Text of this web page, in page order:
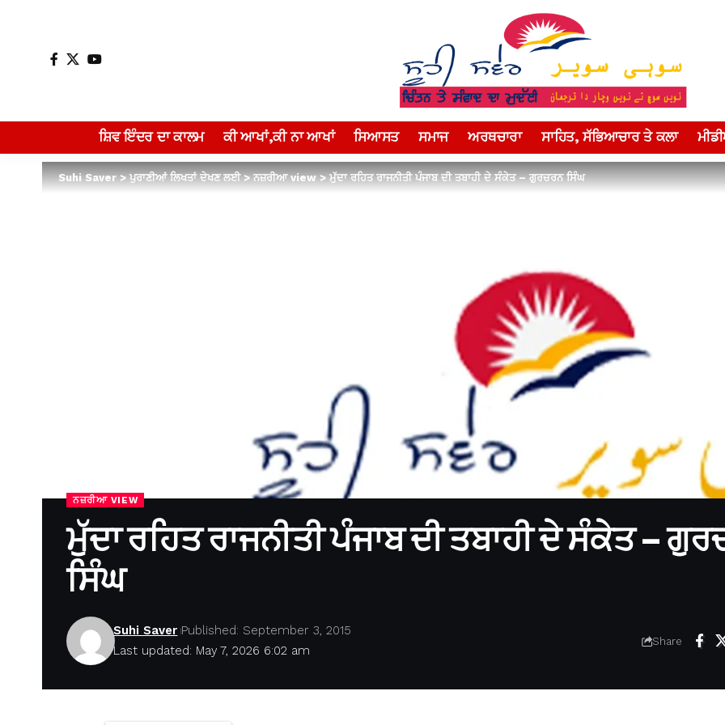
ਸ਼ਿਵ ਇੰਦਰ ਦਾ ਕਾਲਮ ਕੀ ਆਖਾਂ,ਕੀ ਨਾ ਆਖਾਂ ਸਿਆਸਤ ਸਮਾਜ ਅਰਥਚਾਰਾ ਸਾਹਿਤ, ਸੱਭਿਆਚਾਰ ਤੇ ਕਲਾ
Suhi Saver>ਪੁਰਾਣੀਆਂ ਲਿਖਤਾਂ ਦੇਖਣ ਲਈ>ਨਜ਼ਰੀਆ view>ਮੁੱਦਾ ਰਹਿਤ ਰਾਜਨੀਤੀ ਪੰਜਾਬ ਦੀ ਤਬਾਹੀ ਦੇ ਸੰਕੇਤ – ਗੁਰਚਰਨ ਸਿੰਘ
ਨਜ਼ਰੀਆ VIEW
ਮੁੱਦਾ ਰਹਿਤ ਰਾਜਨੀਤੀ ਪੰਜਾਬ ਦੀ ਤਬਾਹੀ ਦੇ ਸੰਕੇਤ –
ਸਿੰਘ
Last updated: May 7, 2026 6:02 am
Suhi Saver Published: September 3, 2015
Share